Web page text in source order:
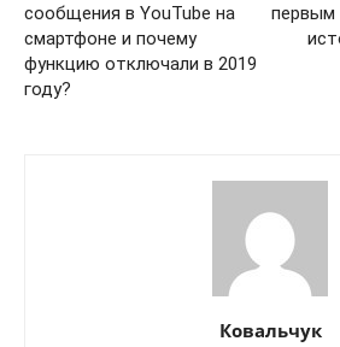
сообщения в YouTube на
смартфоне и почему
функцию отключали в 2019
году?
первым
Ковальчук